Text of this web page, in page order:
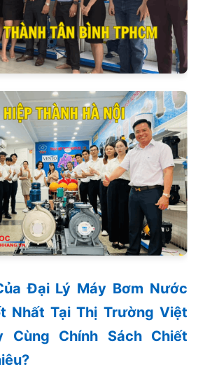
Đại Lý Máy Bơm Nước
Nhất Tại Thị Trường Việt
Cùng Chính Sách Chiết